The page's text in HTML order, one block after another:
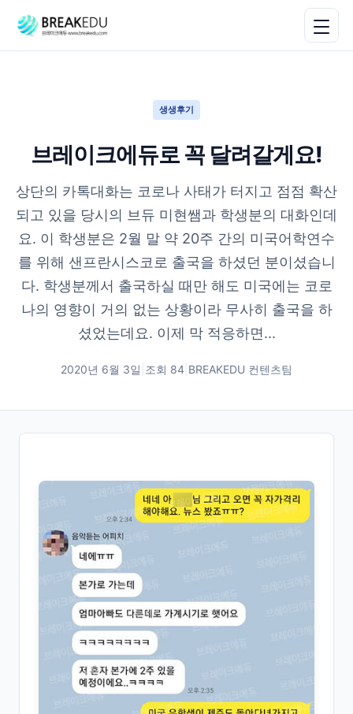
생생후기
브레이크에듀로 꼭 달려갈게요!
상단의 카톡대화는 코로나 사태가 터지고 점점 확산
되고 있을 당시의 브듀 미현쌤과 학생분의 대화인데
요. 이 학생분은 2월 말 약 20주 간의 미국어학연수
를 위해 샌프란시스코로 출국을 하셨던 분이셨습니
다. 학생분께서 출국하실 때만 해도 미국에는 코로
나의 영향이 거의 없는 상황이라 무사히 출국을 하
셨었는데요. 이제 막 적응하면...
2020년 6월 3일 조회 84 BREAKEDU 컨텐츠팀